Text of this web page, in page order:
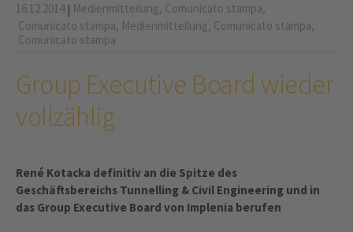
16.12.2014| Medienmitteilung, Comunicato stampa,
Comunicato stampa, Medienmitteilung, Comunicato stampa,
Comunicato stampa
Group Executive Board wieder
vollzählig
René Kotacka definitiv an die Spitze des
Geschäftsbereichs Tunnelling & Civil Engineering und in
das Group Executive Board von Implenia berufen